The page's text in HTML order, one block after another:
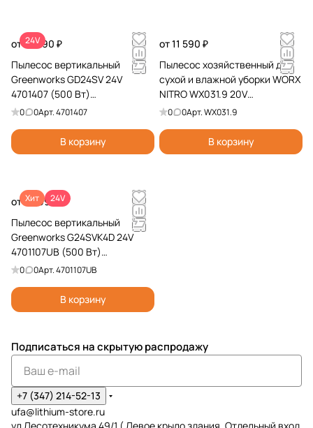
24V
от 12 990 ₽
Пылесос вертикальный
Greenworks GD24SV 24V
4701407 (500 Вт)
аккумуляторный
0 0Арт.4701407
В корзину
от 11 590 ₽
Пылесос хозяйственный для
сухой и влажной уборки WORX
NITRO WX031.9 20V
аккумуляторный
0 0Арт.WX031.9
В корзину
Хит 24V
от 39 990 ₽
Пылесос вертикальный
Greenworks G24SVK4D 24V
4701107UB (500 Вт)
аккумуляторный
0 0Арт.4701107UB
В корзину
Подписаться на скрытую распродажу
+7 (347) 214-52-13
ufa@lithium-store.ru